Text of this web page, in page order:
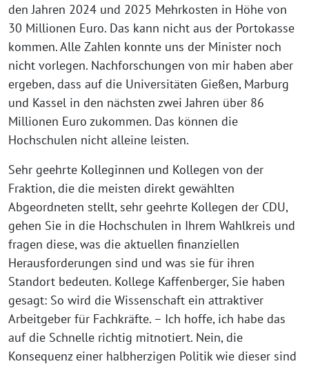
den Jahren 2024 und 2025 Mehrkosten in Höhe von
30 Millionen Euro. Das kann nicht aus der Portokasse
kommen. Alle Zahlen konnte uns der Minister noch
nicht vorlegen. Nachforschungen von mir haben aber
ergeben, dass auf die Universitäten Gießen, Marburg
und Kassel in den nächsten zwei Jahren über 86
Millionen Euro zukommen. Das können die
Hochschulen nicht alleine leisten.
Sehr geehrte Kolleginnen und Kollegen von der
Fraktion, die die meisten direkt gewählten
Abgeordneten stellt, sehr geehrte Kollegen der CDU,
gehen Sie in die Hochschulen in Ihrem Wahlkreis und
fragen diese, was die aktuellen finanziellen
Herausforderungen sind und was sie für ihren
Standort bedeuten. Kollege Kaffenberger, Sie haben
gesagt: So wird die Wissenschaft ein attraktiver
Arbeitgeber für Fachkräfte. – Ich hoffe, ich habe das
auf die Schnelle richtig mitnotiert. Nein, die
Konsequenz einer halbherzigen Politik wie dieser sind